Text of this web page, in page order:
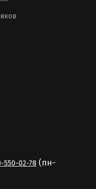
550-02-78 (пн-